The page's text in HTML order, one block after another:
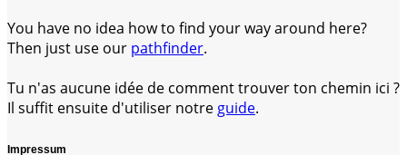
You have no idea how to find your way around here?
Then just use our pathfinder.
Tu n'as aucune idée de comment trouver ton chemin ici ?
Il suffit ensuite d'utiliser notre guide.
Impressum